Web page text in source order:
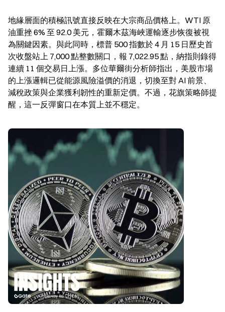
地緣層面的積極訊號直接反映在大宗商品價格上。WTI 原
油重挫 6% 至 92.0 美元，霍爾木茲海峽運輸逐步恢復被視
為關鍵因素。與此同時，標普 500 指數於 4 月 15 日歷史首
次收盤站上 7,000 點整數關口，報 7,022.95 點，納指則錄得
連續 11 個交易日上漲。多位華爾街分析師指出，美股市場
的上漲邏輯已從能源風險溢價的消退，切換至對 AI 前景、
減稅政策與企業獲利韌性的重新定價。不過，花旗策略師提
醒，這一反彈窗口在本質上並不穩定。